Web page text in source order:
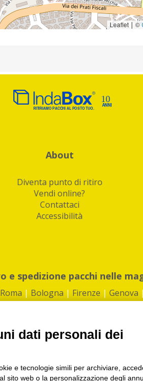
Leaflet | ©
About
Diventa punto di ritiro
Vendi online?
Contattaci
Accessibilità
e spedizione pacchi nelle
Roma | Bologna | Firenze | Genova |
1494760 | Cap.Soc.: 50.000€ |
Tabaccai, Edicole e Kipoint per ritirare i
dati personali dei
e tecnologie simili per archiviare,
sito web o la personalizzazione degli